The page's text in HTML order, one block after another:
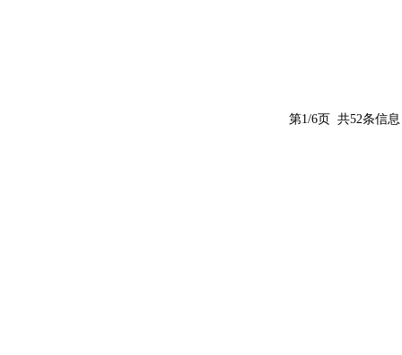
第1/6页 共52条信